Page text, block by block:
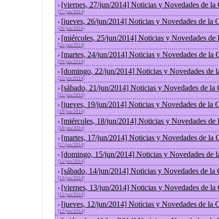
› [viernes, 27/jun/2014] Noticias y Novedades de la
[27/jun/2014]
› [jueves, 26/jun/2014] Noticias y Novedades de la
[26/jun/2014]
› [miércoles, 25/jun/2014] Noticias y Novedades de
[25/jun/2014]
› [martes, 24/jun/2014] Noticias y Novedades de la
[24/jun/2014]
› [domingo, 22/jun/2014] Noticias y Novedades de
[22/jun/2014]
› [sábado, 21/jun/2014] Noticias y Novedades de la
[21/jun/2014]
› [jueves, 19/jun/2014] Noticias y Novedades de la
[19/jun/2014]
› [miércoles, 18/jun/2014] Noticias y Novedades de
[18/jun/2014]
› [martes, 17/jun/2014] Noticias y Novedades de la
[17/jun/2014]
› [domingo, 15/jun/2014] Noticias y Novedades de
[15/jun/2014]
› [sábado, 14/jun/2014] Noticias y Novedades de la
[14/jun/2014]
› [viernes, 13/jun/2014] Noticias y Novedades de la
[13/jun/2014]
› [jueves, 12/jun/2014] Noticias y Novedades de la
[12/jun/2014]